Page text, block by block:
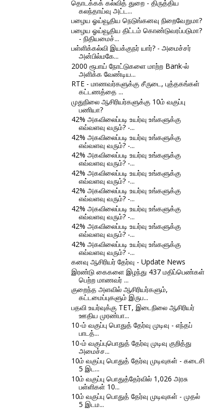
தொடக்கக் கல்வித் துறை - திருத்திய
கலந்தாய்வு அட்ட...
பழைய ஓய்வூதிய நெடுங்கனவு நிறைவேறுமா?
பழைய ஓய்வூதிய திட்டம் கொண்டுவரப்படுமா?
- நிதியமைச்...
பள்ளிக்கல்வி இயக்குநர் யார்? - அமைச்சர்
அன்பில்மகே...
2000 ரூபாய் நோட்டுகளை மாற்ற Bank-ல்
அளிக்க வேண்டிய...
RTE - மாணவர்களுக்கு சீருடை, புத்தகங்கள்
கட்டணத்தை ...
முதுநிலை ஆசிரியர்களுக்கு 10ம் வகுப்பு
பணியா?
42% அகவிலைப்படி உயர்வு உங்களுக்கு
எவ்வளவு வரும்? -...
42% அகவிலைப்படி உயர்வு உங்களுக்கு
எவ்வளவு வரும்? -...
42% அகவிலைப்படி உயர்வு உங்களுக்கு
எவ்வளவு வரும்? -...
42% அகவிலைப்படி உயர்வு உங்களுக்கு
எவ்வளவு வரும்? -...
42% அகவிலைப்படி உயர்வு உங்களுக்கு
எவ்வளவு வரும்? -...
42% அகவிலைப்படி உயர்வு உங்களுக்கு
எவ்வளவு வரும்? -...
42% அகவிலைப்படி உயர்வு உங்களுக்கு
எவ்வளவு வரும்? -...
42% அகவிலைப்படி உயர்வு உங்களுக்கு
எவ்வளவு வரும்? -...
கனவு ஆசிரியர் தேர்வு - Update News
இரண்டு கைகளை இழந்து 437 மதிப்பெண்கள்
பெற்ற மாணவர் ...
குறைந்த அளவில் ஆசிரியர்களும்,
கட்டமைப்புகளும் இருப...
பதவி உயர்வுக்கு TET, இடைநிலை ஆசிரியர்
ஊதிய முரண்பா...
10-ம் வகுப்பு பொதுத் தேர்வு முடிவு - எந்தப்
பாடத்...
10-ம் வகுப்புபொதுத் தேர்வு முடிவு குறித்து
அமைச்ச...
10ம் வகுப்பு பொதுத் தேர்வு முடிவுகள் - கடைசி
5 இட...
10ம் வகுப்பு பொதுத்தேர்வில் 1,026 அரசு
பள்ளிகள் 10...
10ம் வகுப்பு பொதுத் தேர்வு முடிவுகள் - முதல்
5 இடம...